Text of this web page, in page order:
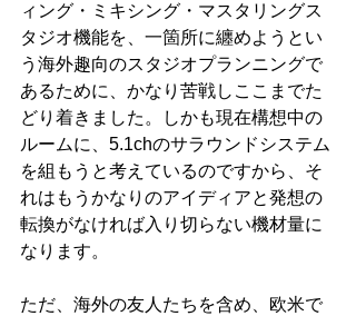
ィング・ミキシング・マスタリングス
タジオ機能を、一箇所に纏めようとい
う海外趣向のスタジオプランニングで
あるために、かなり苦戦しここまでた
どり着きました。しかも現在構想中の
ルームに、5.1chのサラウンドシステム
を組もうと考えているのですから、そ
れはもうかなりのアイディアと発想の
転換がなければ入り切らない機材量に
なります。
ただ、海外の友人たちを含め、欧米で